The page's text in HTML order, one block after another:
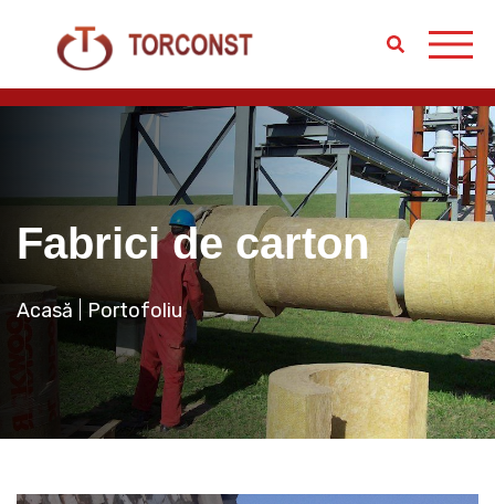
Fabrici de carton
Acasă Portofoliu